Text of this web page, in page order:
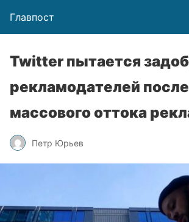
Главпост
Twitter пытается
рекламодателей после
массового оттока
Петр Юрьев